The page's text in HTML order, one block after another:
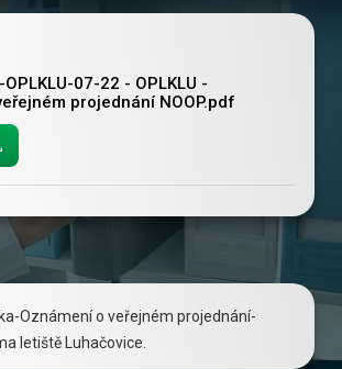
07-22 - OPLKLU -
projednání NOOP.pdf
Oznámení o veřejném projednání-
letiště Luhačovice.